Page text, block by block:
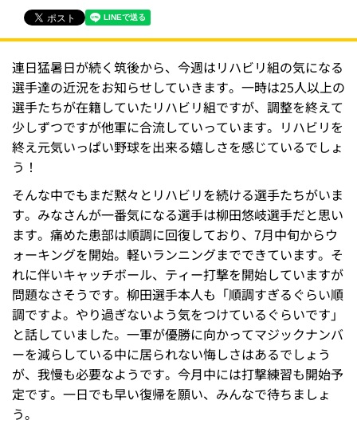
連日猛暑日が続く筑後から、今週はリハビリ組の気になる
選手達の近況をお知らせしていきます。一時は25人以上の
選手たちが在籍していたリハビリ組ですが、調整を終えて
少しずつですが他軍に合流していっています。リハビリを
終え元気いっぱい野球を出来る嬉しさを感じているでしょ
う！
そんな中でもまだ黙々とリハビリを続ける選手たちがいま
す。みなさんが一番気になる選手は柳田悠岐選手だと思い
ます。痛めた患部は順調に回復しており、7月中旬からウ
ォーキングを開始。軽いランニングまでできています。そ
れに伴いキャッチボール、ティー打撃を開始していますが
問題なさそうです。柳田選手本人も「順調すぎるぐらい順
調ですよ。やり過ぎないよう気をつけているぐらいです」
と話していました。一軍が優勝に向かってマジックナンバ
ーを減らしている中に居られない悔しさはあるでしょう
が、我慢も必要なようです。今月中には打撃練習も開始予
定です。一日でも早い復帰を願い、みんなで待ちましょ
う。